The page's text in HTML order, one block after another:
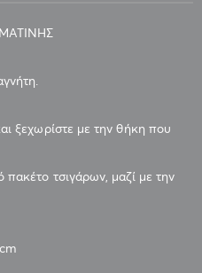
ξεχωρίστε με την θήκη που
τσιγάρων, μαζί με την